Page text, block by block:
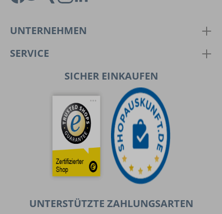
UNTERNEHMEN
SERVICE
SICHER EINKAUFEN
UNTERSTÜTZTE ZAHLUNGSARTEN